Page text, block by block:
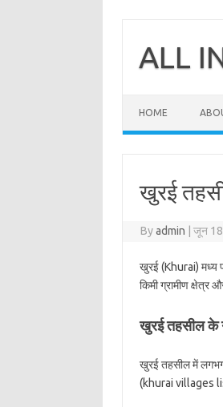
contentALL
HOME
खुरई
Byadmin जून
खुरई (Khurai) मध्य
किमी ग्रामीण क्षेत्र
खुरई तहसील के
खुरई तहसील में
(khurai villages